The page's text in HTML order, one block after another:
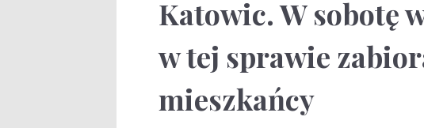
Katowic. W sobotę
w tej sprawie
mieszkańcy